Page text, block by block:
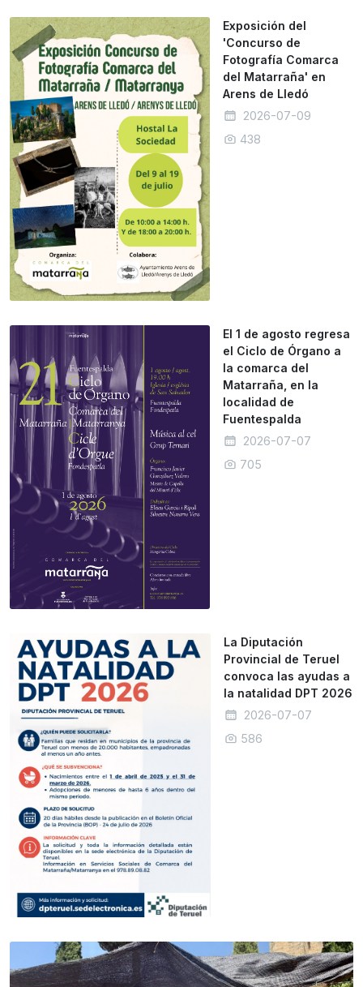
Exposición del
'Concurso de
Fotografía Comarca
del Matarraña' en
Arens de Lledó
2026-07-09
438
El 1 de agosto regresa
el Ciclo de Órgano a
la comarca del
Matarraña, en la
localidad de
Fuentespalda
2026-07-07
705
La Diputación
Provincial de Teruel
convoca las ayudas a
la natalidad DPT 2026
2026-07-07
586